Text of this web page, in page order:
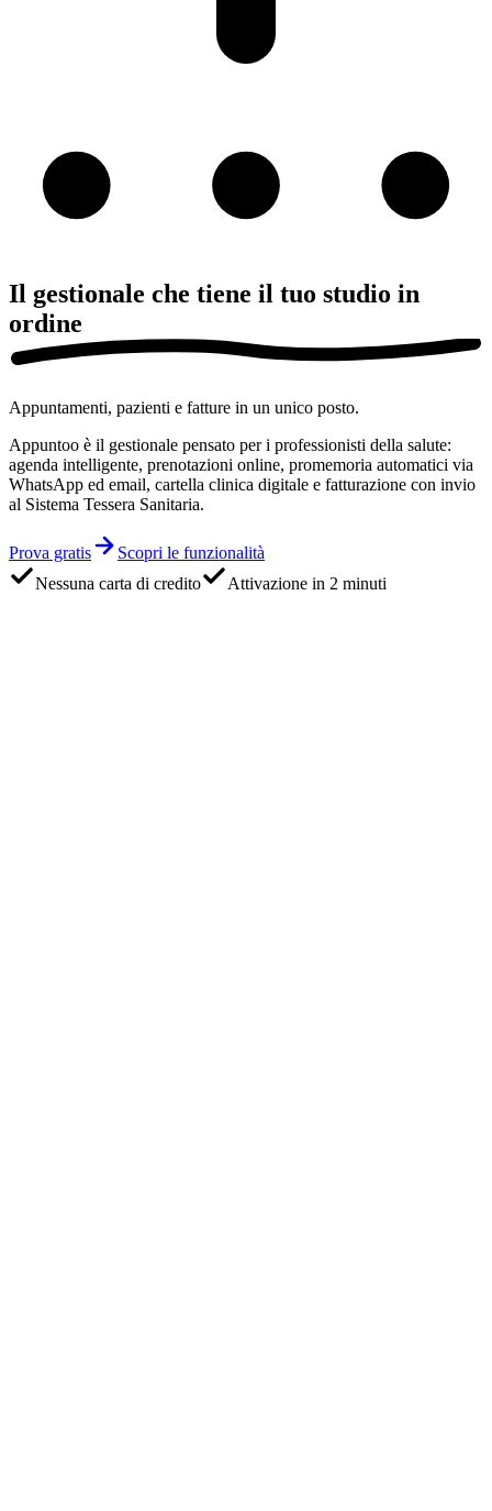
Il gestionale che tiene il tuo studio in
ordine
Appuntamenti, pazienti e fatture in un unico posto.
Appuntoo è il gestionale pensato per i professionisti della salute:
agenda intelligente, prenotazioni online, promemoria automatici via
WhatsApp ed email, cartella clinica digitale e fatturazione con invio
al Sistema Tessera Sanitaria.
Prova gratis
Scopri le funzionalità
Nessuna carta di credito
Attivazione in 2 minuti